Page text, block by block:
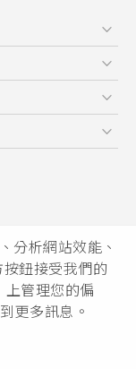
分析網站效能、
鈕接受我們的
管理您的偏
更多訊息。